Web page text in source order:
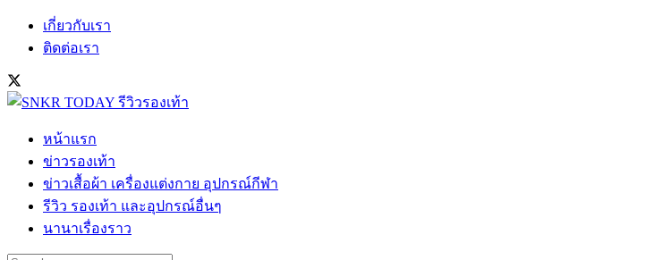
เกี่ยวกับเรา
ติดต่อเรา
หน้าแรก
ข่าวรองเท้า
ข่าวเสื้อผ้า เครื่องแต่งกาย อุปกรณ์กีฬา
รีวิว รองเท้า และอุปกรณ์อื่นๆ
นานาเรื่องราว